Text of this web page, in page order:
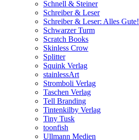
Schnell & Steiner
Schreiber & Leser
Schreiber & Leser: Alles Gute!
Schwarzer Turm
Scratch Books
Skinless Crow
Splitter
Squink Verlag
stainlessArt
Stromboli Verlag
Taschen Verlag
Tell Branding
Tintenkilby Verlag
Tiny Tusk
toonfish
Ullmann Medien